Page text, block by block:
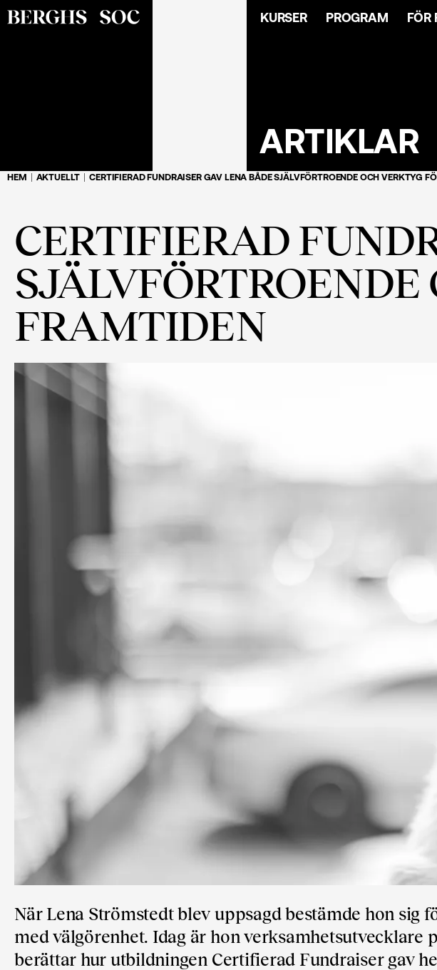
KURSER PROGRAM FÖR
ARTIKLAR
HEM AKTUELLT CERTIFIERAD FUNDRAISER GAV LENA BÅDE SJÄLVFÖRTROENDE OCH VERKTYG
CERTIFIERAD
FRAMTIDEN
När Lena Strömstedt blev uppsagd bestämde hon sig
med välgörenhet. Idag är hon verksamhetsutvecklare
berättar hur utbildningen Certifierad Fundraiser gav